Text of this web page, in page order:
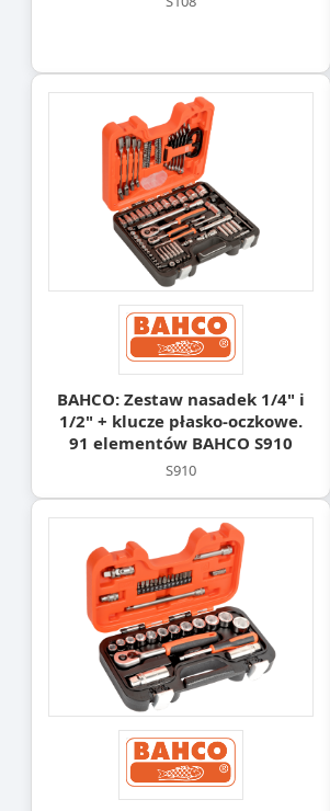
BAHCO: Zestaw nasadek 1/4" i
1/2" + klucze płasko-oczkowe.
91 elementów BAHCO S910
S910